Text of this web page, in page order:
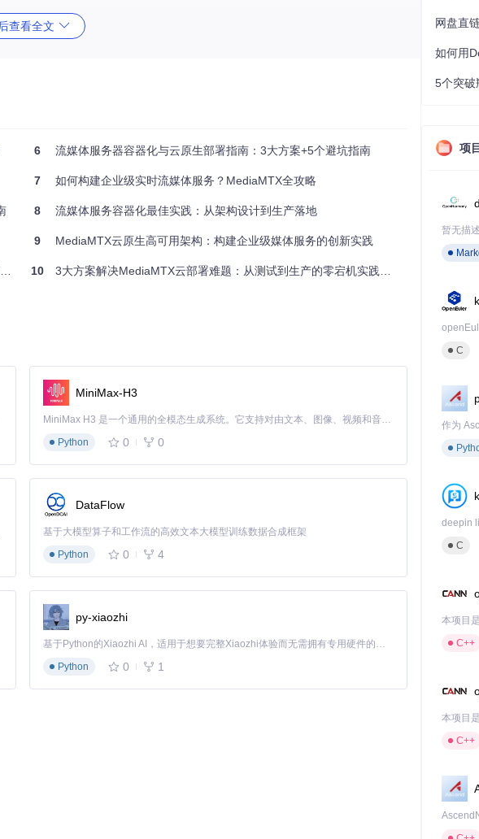
1GB内存/10GB存储
低（手动维护）
CPU/4GB内存/50GB存储
中（半自动化）
查看全文
6 流媒体服务器容器化与云原生部署指南：3大方案+5个避坑指南
7 如何构建企业级实时流媒体服务？MediaMTX全攻略
8 流媒体服务容器化最佳实践：从架构设计到生产落地
9 MediaMTX云原生高可用架构：构建企业级媒体服务的创新实践
10 3大方案解决MediaMTX云部署难题：从测试到生产的零宕机实践指南
MiniMax-H3
MiniMax H3 是一个通用的全模态生成系统。它支持对由文本、图像、视频和音频组成的多模态上下文进行统一理解，并能生成分辨率高达 2K、时长可达 15 秒的带原生立体声音频的视频。得益于面向任务泛化的系统设计，H3 在预训练阶段就已具备广泛的多模态上下文理解与生成能力，能够出色地执行复杂的多模态指令。
Python
0 0
DataFlow
基于大模型算子和工作流的高效文本大模型训练数据合成框架
Python
0 4
py-xiaozhi
基于Python的Xiaozhi AI，适用于想要完整Xiaozhi体验而无需拥有专用硬件的用户。
Python
0 1
网盘直
项
暂无描述
C
deepin
C
C++
C++